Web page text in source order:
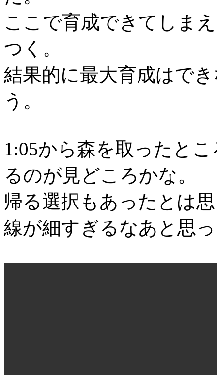
ここで育成できてしま
つく。
結果的に最大育成はで
う。
1:05から森を取ったと
るのが見どころかな。
帰る選択もあったとは
線が細すぎるなあと思